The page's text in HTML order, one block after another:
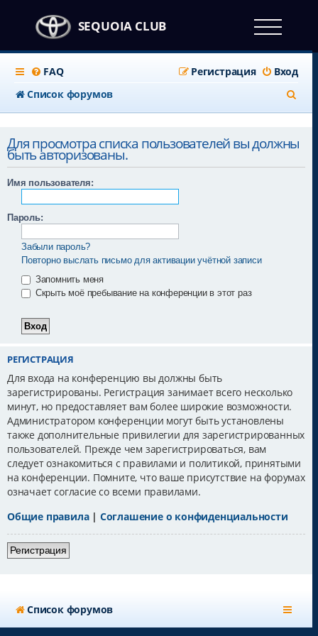
SEQUOIA CLUB
FAQ Вход
Регистрация
Список форумов
о
Для просмотра списка пользователей вы должны
быть авторизованы.
Имя пользователя:
Пароль:
Забыли пароль?
Повторно выслать письмо для активации учётной записи
Запомнить меня
Скрыть моё пребывание на конференции в этот раз
РЕГИСТРАЦИЯ
Для входа на конференцию вы должны быть
зарегистрированы. Регистрация занимает всего несколько
минут, но предоставляет вам более широкие возможности.
Администратором конференции могут быть установлены
также дополнительные привилегии для зарегистрированных
пользователей. Прежде чем зарегистрироваться, вам
следует ознакомиться с правилами и политикой, принятыми
на конференции. Помните, что ваше присутствие на форумах
означает согласие со всеми правилами.
Общие правила| Соглашение о конфиденциальности
Регистрация
Список форумов